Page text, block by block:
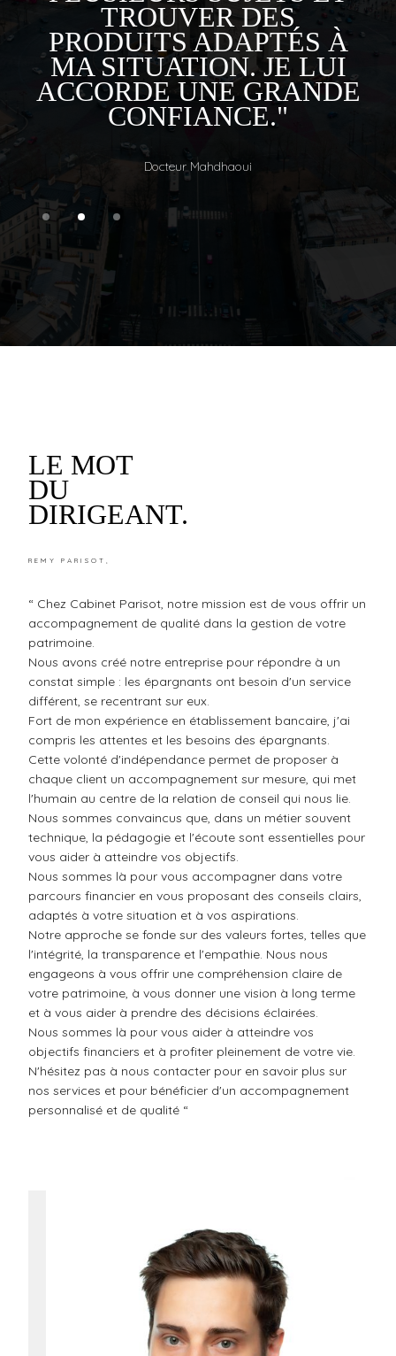
TROUVER DES
PRODUITS ADAPTÉS À
MA SITUATION. JE LUI
ACCORDE UNE GRANDE
CONFIANCE."
Docteur Mahdhaoui
Slide 2 of 3.
LE MOT
DU
DIRIGEANT.
REMY PARISOT,
“ Chez Cabinet Parisot, notre mission est de vous offrir un
accompagnement de qualité dans la gestion de votre
patrimoine.
Nous avons créé notre entreprise pour répondre à un
constat simple : les épargnants ont besoin d'un service
différent, se recentrant sur eux.
Fort de mon expérience en établissement bancaire, j'ai
compris les attentes et les besoins des épargnants.
Cette volonté d'indépendance permet de proposer à
chaque client un accompagnement sur mesure, qui met
l'humain au centre de la relation de conseil qui nous lie.
Nous sommes convaincus que, dans un métier souvent
technique, la pédagogie et l'écoute sont essentielles pour
vous aider à atteindre vos objectifs.
Nous sommes là pour vous accompagner dans votre
parcours financier en vous proposant des conseils clairs,
adaptés à votre situation et à vos aspirations.
Notre approche se fonde sur des valeurs fortes, telles que
l'intégrité, la transparence et l'empathie. Nous nous
engageons à vous offrir une compréhension claire de
votre patrimoine, à vous donner une vision à long terme
et à vous aider à prendre des décisions éclairées.
Nous sommes là pour vous aider à atteindre vos
objectifs financiers et à profiter pleinement de votre vie.
N'hésitez pas à nous contacter pour en savoir plus sur
nos services et pour bénéficier d'un accompagnement
personnalisé et de qualité “